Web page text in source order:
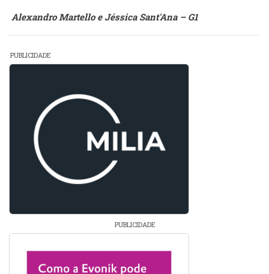
Alexandro Martello e Jéssica Sant'Ana – G1
PUBLICIDADE
PUBLICIDADE